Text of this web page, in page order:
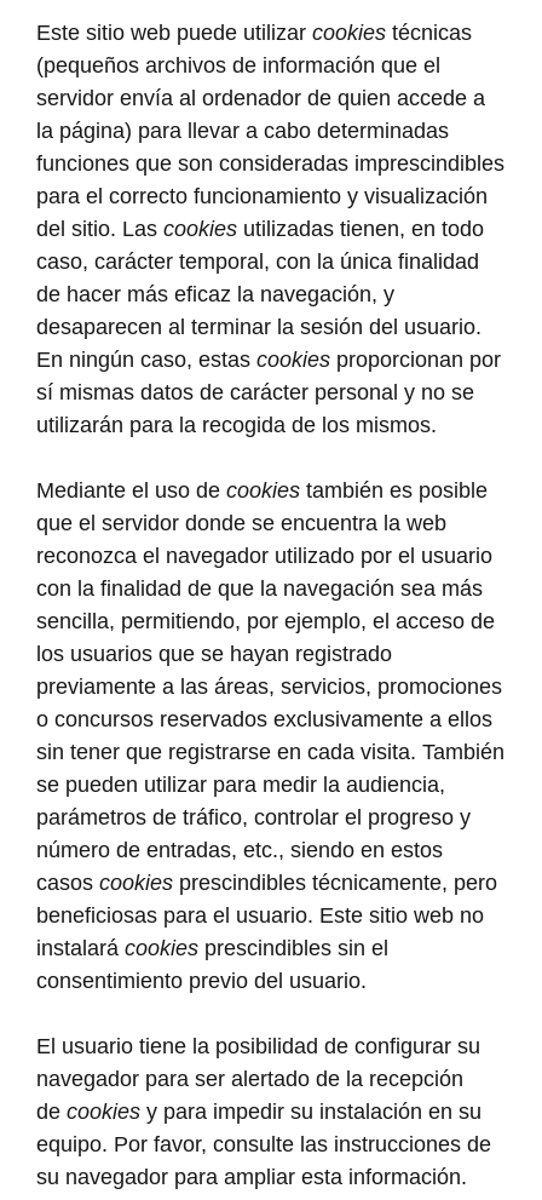
Este sitio web puede utilizar cookies técnicas
(pequeños archivos de información que el
servidor envía al ordenador de quien accede a
la página) para llevar a cabo determinadas
funciones que son consideradas imprescindibles
para el correcto funcionamiento y visualización
del sitio. Las cookies utilizadas tienen, en todo
caso, carácter temporal, con la única finalidad
de hacer más eficaz la navegación, y
desaparecen al terminar la sesión del usuario.
En ningún caso, estas cookies proporcionan por
sí mismas datos de carácter personal y no se
utilizarán para la recogida de los mismos.
Mediante el uso de cookies también es posible
que el servidor donde se encuentra la web
reconozca el navegador utilizado por el usuario
con la finalidad de que la navegación sea más
sencilla, permitiendo, por ejemplo, el acceso de
los usuarios que se hayan registrado
previamente a las áreas, servicios, promociones
o concursos reservados exclusivamente a ellos
sin tener que registrarse en cada visita. También
se pueden utilizar para medir la audiencia,
parámetros de tráfico, controlar el progreso y
número de entradas, etc., siendo en estos
casos cookies prescindibles técnicamente, pero
beneficiosas para el usuario. Este sitio web no
instalará cookies prescindibles sin el
consentimiento previo del usuario.
El usuario tiene la posibilidad de configurar su
navegador para ser alertado de la recepción
de cookies y para impedir su instalación en su
equipo. Por favor, consulte las instrucciones de
su navegador para ampliar esta información.